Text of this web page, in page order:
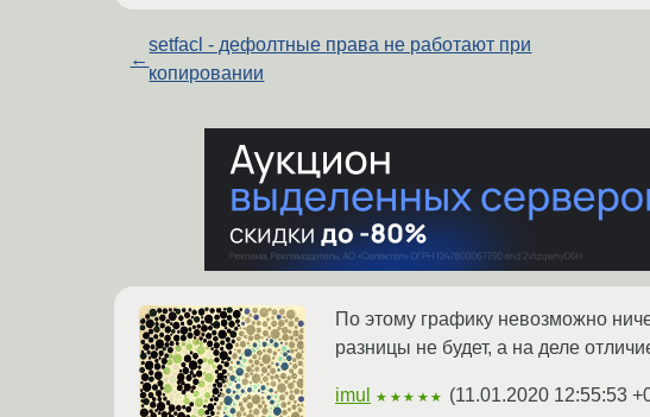
←
setfacl - дефолтные права не работают при
копировании
По этому графику невозможно
разницы не будет, а на деле
imul ★★★★★ (11.01.2020 12:55:53